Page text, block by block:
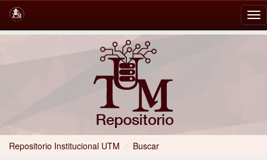
Repositorio Institucional UTM / Buscar